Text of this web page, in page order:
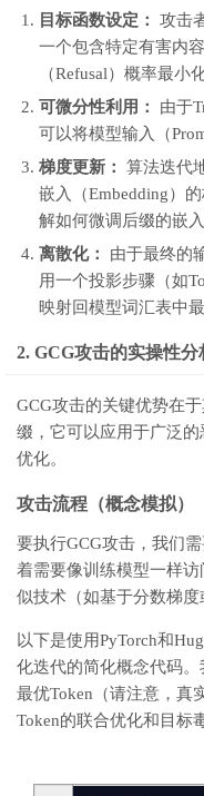
目标函数设定：
攻击
一个包含特定有害内
（Refusal）概率最小化
可微分性利用：
由于
可以将模型输入（
梯度更新：
算法迭代
嵌入（Embedding）
解如何微调后缀的嵌
离散化：
由于最终的
用一个投影步骤（如
映射回模型词汇表中
2. GCG攻击的实操性分
GCG攻击的关键优势在
缀，它可以应用于广泛
优化。
攻击流程（概念模拟）
要执行GCG攻击，我们
着需要像训练模型一样
似技术（如基于分数梯度
以下是使用PyTorch和
化迭代的简化概念代码
最优Token（请注意，真
Token的联合优化和目标